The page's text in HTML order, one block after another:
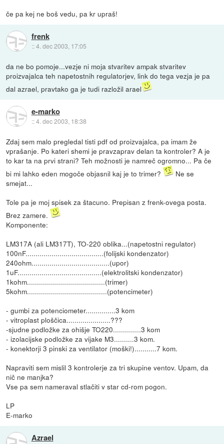
če pa kej ne boš vedu, pa kr upraš!
frenk
::4. dec 2003, 17:05
da ne bo pomoje...vezje ni moja stvaritev ampak stvaritev
proizvajalca teh napetostnih regulatorjev, link do tega vezja je pa
dal azrael, pravtako ga je tudi razložil arael
e-marko
::4. dec 2003, 18:38
Zdaj sem malo pregledal tisti pdf od proizvajalca, pa imam že
vprašanje. Po kateri shemi je pravzaprav delan ta kontroler? A je
to kar ta na prvi strani? Teh možnosti je namreč ogromno... Pa če
bi mi lahko eden mogoče objasnil kaj je to trimer?
Ne se
smejat...
Tole pa je moj spisek za štacuno. Prepisan z frenk-ovega posta.
Brez zamere.
Komponente:
LM317A (ali LM317T), TO-220 oblika...(napetostni regulator)
100nF.......................................(folijski kondenzator)
240ohm.......................................(upor)
1uF..........................................(elektrolitski kondenzator)
1kohm.......................................(trimer)
5kohm........................................(potencimeter)
- gumbi za potenciometer...............3 kom
- vitroplast ploščica......................???
-sjudne podložke za ohišje TO220..............3 kom
- izolacijske podložke za vijake M3..........3 kom.
- konektorji 3 pinski za ventilator (moški!)...........7 kom.
Napraviti sem mislil 3 kontrolerje za tri skupine ventov. Upam, da
nič ne manjka?
Vse pa sem nameraval stlačiti v star cd-rom pogon.
LP
E-marko
Azrael